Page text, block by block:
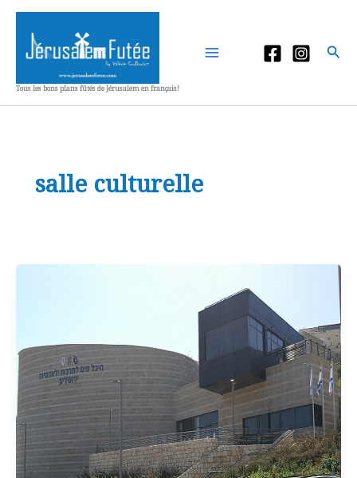
Aller
contenu
Tous les bons plans fûtés de Jérusalem en français!
salle culturelle